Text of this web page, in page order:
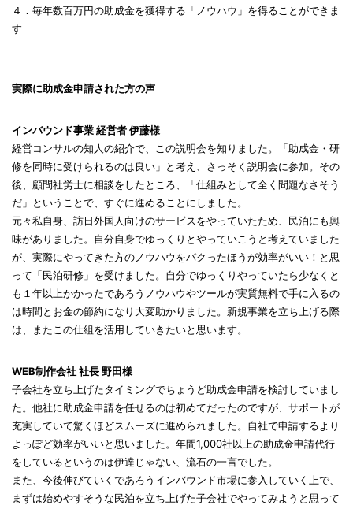
４．毎年数百万円の助成金を獲得する「ノウハウ」を得ることができま
す
実際に助成金申請された方の声
インバウンド事業 経営者 伊藤様
経営コンサルの知人の紹介で、この説明会を知りました。「助成金・研
修を同時に受けられるのは良い」と考え、さっそく説明会に参加。その
後、顧問社労士に相談をしたところ、「仕組みとして全く問題なさそう
だ」ということで、すぐに進めることにしました。
元々私自身、訪日外国人向けのサービスをやっていたため、民泊にも興
味がありました。自分自身でゆっくりとやっていこうと考えていました
が、実際にやってきた方のノウハウをパクったほうが効率がいい！と思
って「民泊研修」を受けました。自分でゆっくりやっていたら少なくと
も１年以上かかったであろうノウハウやツールが実質無料で手に入るの
は時間とお金の節約になり大変助かりました。新規事業を立ち上げる際
は、またこの仕組を活用していきたいと思います。
WEB制作会社 社長 野田様
子会社を立ち上げたタイミングでちょうど助成金申請を検討していまし
た。他社に助成金申請を任せるのは初めてだったのですが、サポートが
充実していて驚くほどスムーズに進められました。自社で申請するより
よっぽど効率がいいと思いました。年間1,000社以上の助成金申請代行
をしているというのは伊達じゃない、流石の一言でした。
また、今後伸びていくであろうインバウンド市場に参入していく上で、
まずは始めやすそうな民泊を立ち上げた子会社でやってみようと思って